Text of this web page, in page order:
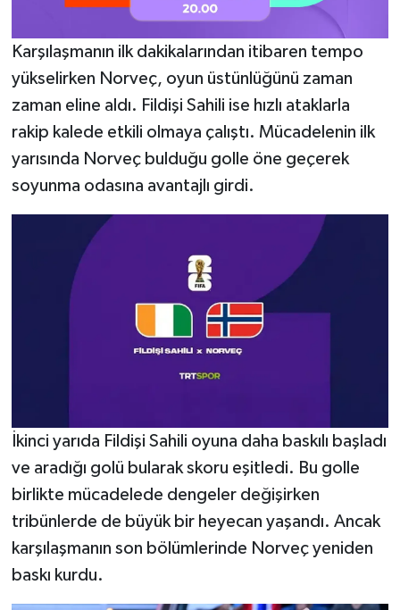
Karşılaşmanın ilk dakikalarından itibaren tempo
yükselirken Norveç, oyun üstünlüğünü zaman
zaman eline aldı. Fildişi Sahili ise hızlı ataklarla
rakip kalede etkili olmaya çalıştı. Mücadelenin ilk
yarısında Norveç bulduğu golle öne geçerek
soyunma odasına avantajlı girdi.
İkinci yarıda Fildişi Sahili oyuna daha baskılı başladı
ve aradığı golü bularak skoru eşitledi. Bu golle
birlikte mücadelede dengeler değişirken
tribünlerde de büyük bir heyecan yaşandı. Ancak
karşılaşmanın son bölümlerinde Norveç yeniden
baskı kurdu.